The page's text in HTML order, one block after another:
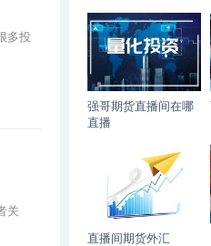
多投
关
强哥期货直播间在哪
直播
直播间期货外汇